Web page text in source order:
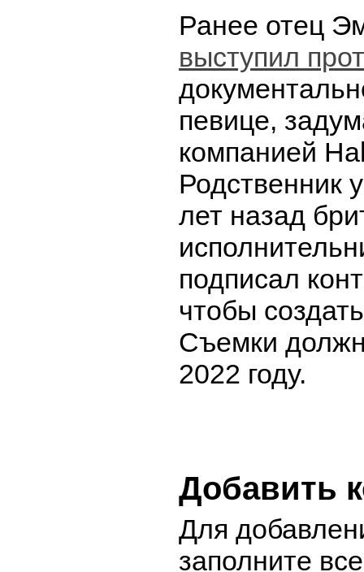
Ранее отец
выступил
певице,
компанией
Родственник
лет назад
подписал
чтобы
Съемки
2022 году.
Добавить
Для
заполните